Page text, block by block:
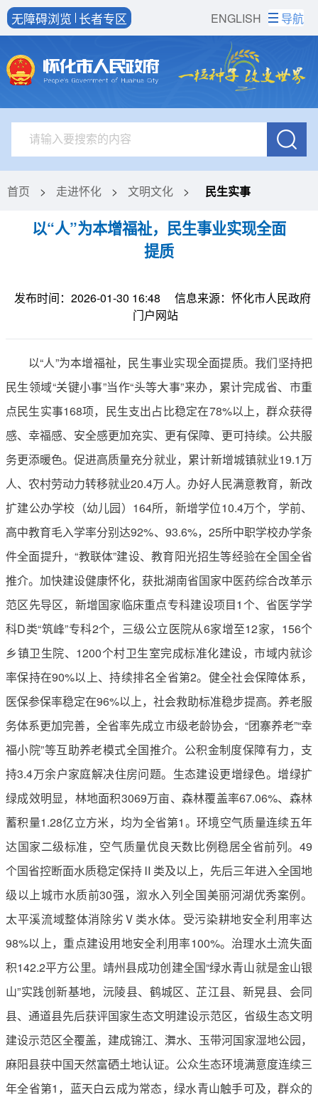
ENGLISH
无障碍浏览 长者专区 导航
首页 > 走进怀化 > 文明文化 > 民生实事
以“人”为本增福祉，民生事业实现全面
提质
发布时间：2026-01-30 16:48
信息来源：怀化市人民政府
门户网站
以“人”为本增福祉，民生事业实现全面提质。我们坚持把
民生领域“关键小事”当作“头等大事”来办，累计完成省、市重
点民生实事168项，民生支出占比稳定在78%以上，群众获得
感、幸福感、安全感更加充实、更有保障、更可持续。公共服
务更添暖色。促进高质量充分就业，累计新增城镇就业19.1万
人、农村劳动力转移就业20.4万人。办好人民满意教育，新改
扩建公办学校（幼儿园）164所，新增学位10.4万个，学前、
高中教育毛入学率分别达92%、93.6%，25所中职学校办学条
件全面提升，“教联体”建设、教育阳光招生等经验在全国全省
推介。加快建设健康怀化，获批湖南省国家中医药综合改革示
范区先导区，新增国家临床重点专科建设项目1个、省医学学
科D类“筑峰”专科2个，三级公立医院从6家增至12家，156个
乡镇卫生院、1200个村卫生室完成标准化建设，市域内就诊
率保持在90%以上、持续排名全省第2。健全社会保障体系，
医保参保率稳定在96%以上，社会救助标准稳步提高。养老服
务体系更加完善，全省率先成立市级老龄协会，“团寨养老”“幸
福小院”等互助养老模式全国推介。公积金制度保障有力，支
持3.4万余户家庭解决住房问题。生态建设更增绿色。增绿扩
绿成效明显，林地面积3069万亩、森林覆盖率67.06%、森林
蓄积量1.28亿立方米，均为全省第1。环境空气质量连续五年
达国家二级标准，空气质量优良天数比例稳居全省前列。49
个国省控断面水质稳定保持Ⅱ类及以上，先后三年进入全国地
级以上城市水质前30强，溆水入列全国美丽河湖优秀案例。
太平溪流域整体消除劣Ⅴ类水体。受污染耕地安全利用率达
98%以上，重点建设用地安全利用率100%。治理水土流失面
积142.2平方公里。靖州县成功创建全国“绿水青山就是金山银
山”实践创新基地，沅陵县、鹤城区、芷江县、新晃县、会同
县、通道县先后获评国家生态文明建设示范区，省级生态文明
建设示范区全覆盖，建成锦江、㵲水、玉带河国家湿地公园，
麻阳县获中国天然富硒土地认证。公众生态环境满意度连续三
年全省第1，蓝天白云成为常态，绿水青山触手可及，群众的